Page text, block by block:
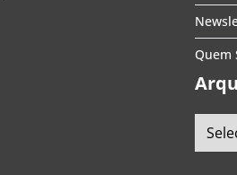
Quem